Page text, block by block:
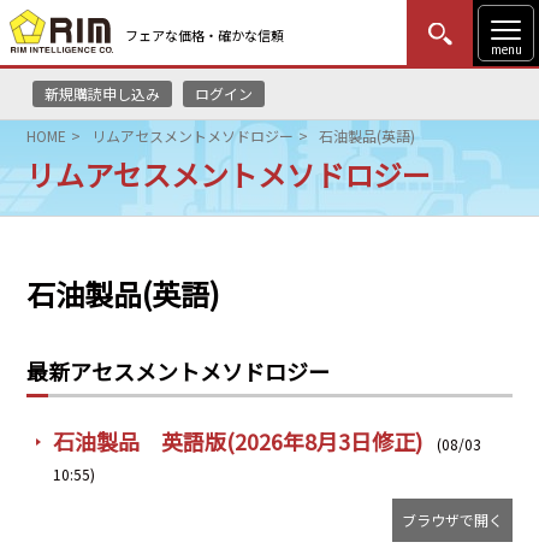
フェアな価格・確かな信頼
menu
新規購読申し込み ログイン
MENU
更新 はじめての方
HOME
リムレポート
メソドロジー
コンサルティング
HOME リムアセスメントメソドロジー 石油製品(英語)
リムアセスメントメソドロジー
石油製品(英語)
最新アセスメントメソドロジー
石油製品 英語版(2026年8月3日修正)
(08/03
10:55)
ブラウザで開く